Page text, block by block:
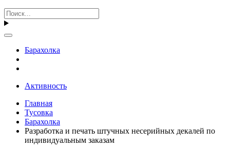
Барахолка
Активность
Главная
Тусовка
Барахолка
Разработка и печать штучных несерийных декалей по
индивидуальным заказам